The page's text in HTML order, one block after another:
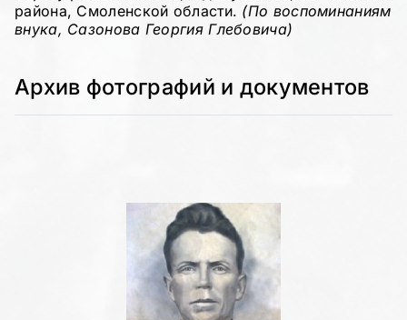
района, Смоленской области. (По воспоминаниям
внука, Сазонова Георгия Глебовича)
Архив фотографий и документов